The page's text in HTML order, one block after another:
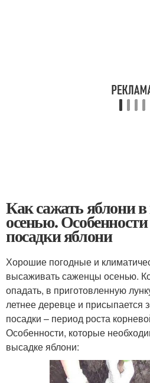
Как сажать яблони
осенью.
посадки яблони
Хорошие погодные и
высаживать саженцы осенью.
опадать, в приготовленную
летнее деревце и присыпается
посадки – период роста
Особенности, которые
высадке яблони: